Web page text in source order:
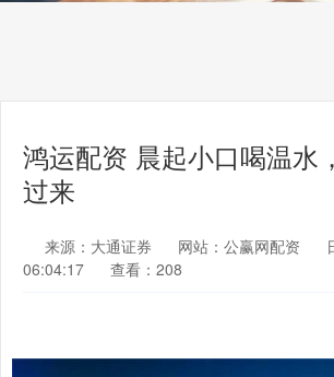
鸿运配资 晨起小口喝温水
过来
来源：大通证券 网站：公赢网配资
06:04:17
查看：208